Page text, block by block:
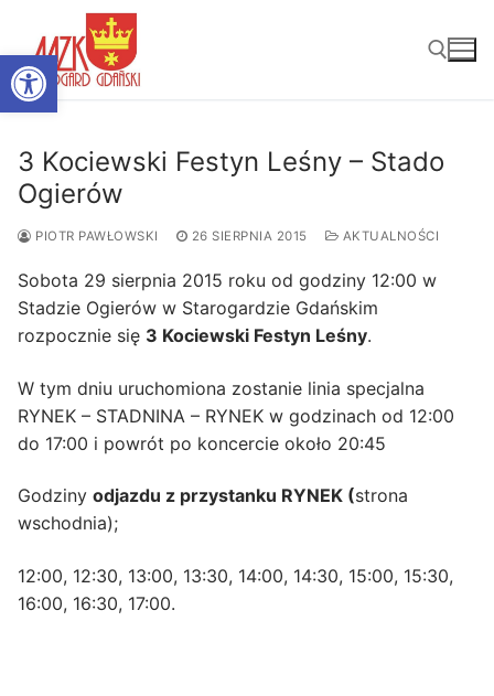
Otwórz pasek narzędzi
treści
3 Kociewski Festyn Leśny – Stado
Ogierów
PIOTR PAWŁOWSKI 26 SIERPNIA 2015 AKTUALNOŚCI
Sobota 29 sierpnia 2015 roku od godziny 12:00 w
Stadzie Ogierów w Starogardzie Gdańskim
rozpocznie się 3 Kociewski Festyn Leśny.
W tym dniu uruchomiona zostanie linia specjalna
RYNEK – STADNINA – RYNEK w godzinach od 12:00
do 17:00 i powrót po koncercie około 20:45
Godziny odjazdu z przystanku RYNEK (strona
wschodnia);
12:00, 12:30, 13:00, 13:30, 14:00, 14:30, 15:00, 15:30,
16:00, 16:30, 17:00.